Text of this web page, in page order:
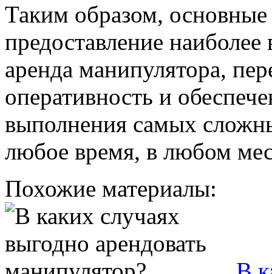
Таким образом,
предоставление
аренда манипулятора,
оперативность и
выполнения самых
любое время, в любом
Похожие материалы: